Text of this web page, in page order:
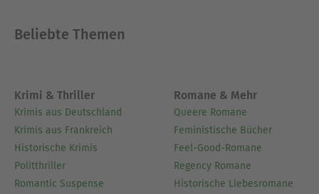
Beliebte Themen
Krimi & Thriller
Krimis aus Deutschland
Krimis aus Frankreich
Historische Krimis
Politthriller
Romantic Suspense
Romane & Mehr
Queere Romane
Feministische Bücher
Feel-Good-Romane
Regency Romane
Historische Liebesromane